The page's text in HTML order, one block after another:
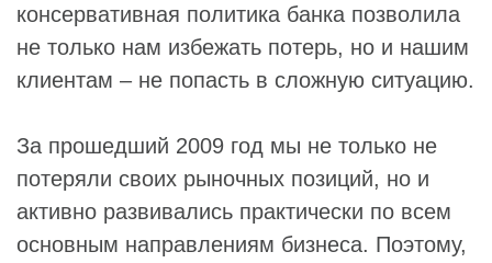
консервативная политика банка позволила
не только нам избежать потерь, но и нашим
клиентам – не попасть в сложную ситуацию.
За прошедший 2009 год мы не только не
потеряли своих рыночных позиций, но и
активно развивались практически по всем
основным направлениям бизнеса. Поэтому,